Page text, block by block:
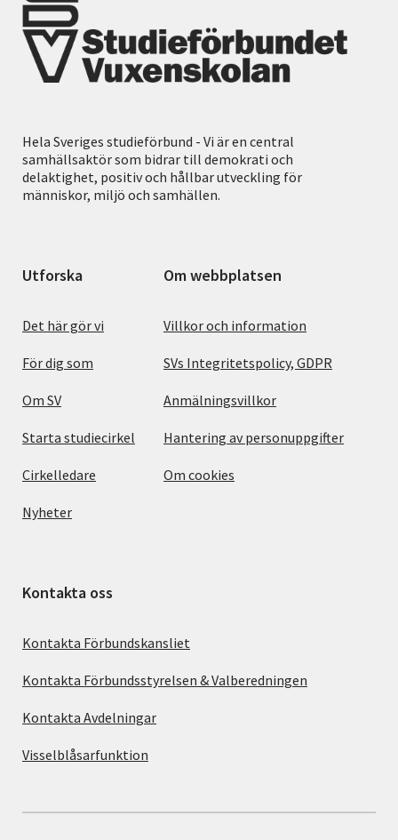
Hela Sveriges studieförbund - Vi är en central
samhällsaktör som bidrar till demokrati och
delaktighet, positiv och hållbar utveckling för
människor, miljö och samhällen.
Utforska
Det här gör vi
För dig som
Om SV
Starta studiecirkel
Cirkelledare
Nyheter
Om webbplatsen
Villkor och information
SVs Integritetspolicy, GDPR
Anmälningsvillkor
Hantering av personuppgifter
Om cookies
Kontakta oss
Kontakta Förbundskansliet
Kontakta Förbundsstyrelsen & Valberedningen
Kontakta Avdelningar
Visselblåsarfunktion